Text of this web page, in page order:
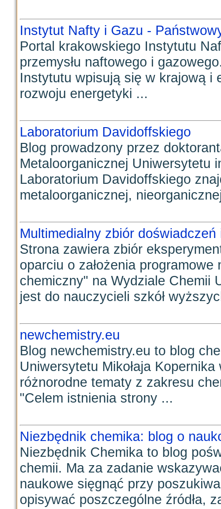
Instytut Nafty i Gazu -
Portal krakowskiego Instytutu
przemysłu naftowego i
Instytutu wpisują się w krajową i
rozwoju energetyki ...
Laboratorium Davidoffskiego
Blog prowadzony przez
Metaloorganicznej Uniwersytetu
Laboratorium Davidoffskiego
metaloorganicznej,
Multimedialny zbiór
Strona zawiera zbiór
oparciu o założenia
chemiczny" na Wydziale Chemii
jest do nauczycieli szkół
newchemistry.eu
Blog newchemistry.eu to blog
Uniwersytetu Mikołaja
różnorodne tematy z zakresu
"Celem istnienia strony ...
Niezbędnik chemika: blog o
Niezbędnik Chemika to blog
chemii. Ma za zadanie
naukowe sięgnąć przy
opisywać poszczególne źródła,